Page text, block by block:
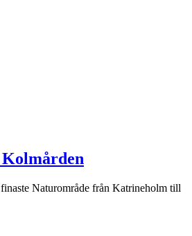
Naturområde från Katrineholm till